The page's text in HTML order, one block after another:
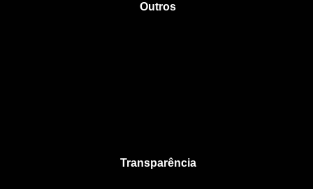
Outros
Transparência